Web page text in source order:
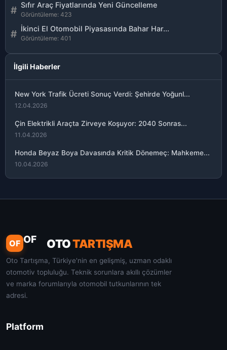
# Sıfır Araç Fiyatlarında Yeni Güncelleme
Görüntüleme: 423
# İkinci El Otomobil Piyasasında Bahar Har...
Görüntüleme: 401
İlgili Haberler
New York Trafik Ücreti Sonuç Verdi: Şehirde Yoğunl...
12.04.2026
Çin Elektrikli Araçta Zirveye Koşuyor: 2040 Sonras...
11.04.2026
Honda Beyaz Boya Davasında Kritik Dönemeç: Mahkeme...
10.04.2026
OF OF OTOTARTIŞMA
Oto Tartışma, Türkiye'nin en gelişmiş, uzman odaklı
otomotiv topluluğu. Teknik sorunlara akıllı çözümler
ve marka forumlarıyla otomobil tutkunlarının tek
adresi.
Platform